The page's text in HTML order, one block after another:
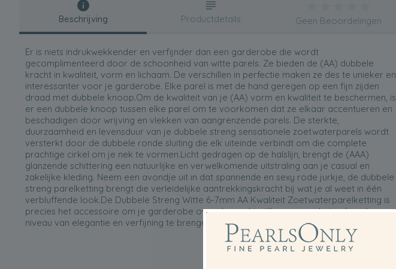
Beschrijving
Er is niets indrukwekkender en verfijnder dan een garderobe die wordt
gecomplimenteerd door de schoonheid van witte parels. Ze bieden de (AA) dubbele
kracht in kwaliteit, vorm en lichaam. De verschillen in perfectie maken ze des te unieker en
interessanter voor je garderobe. Elke parel is met de hand geregen op een fijn zijden
draad met dubbele knoop.Om de kwaliteit van je (AA) vorm en kwaliteit te beschermen, is
er een dubbele knoop tussen elke parel om te voorkomen dat ze elkaar accentueren en
beschadigen door wrijving en vlekken van aangrenzende parels. De sterkte,
duurzaamheid en levensduur van je dubbele streng sensationele zoetwaterparels wordt
versterkt door de dubbele ronde sluiting die elk uiteinde verbindt om die complete
prachtige cirkel om je nek te vormen.Licht gedragen op de halslijn, brengt de (AAA)
glanzende schittering een natuurlijke en verwelkomende uitstraling aan je casual en
zakelijke kleding. Neem een avondje uit in dat spannende en sexy rode jurkje, de dubbele
streng parelketting brengt die verleidelijke aantrekkingskracht bij wat je al weet in één
verbluffende look.De Dubbele Streng Witte 6-7mm AA Kwaliteit Zoetwaterparelketting is
precies het accessoire om je garderobe over de rand te tillen en naar het volgende
niveau van elegantie en verfijning te brengen.
Productdetails Geen Beoordelingen